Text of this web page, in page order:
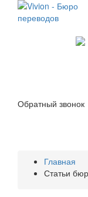
Обратный звонок
Главная
Статьи